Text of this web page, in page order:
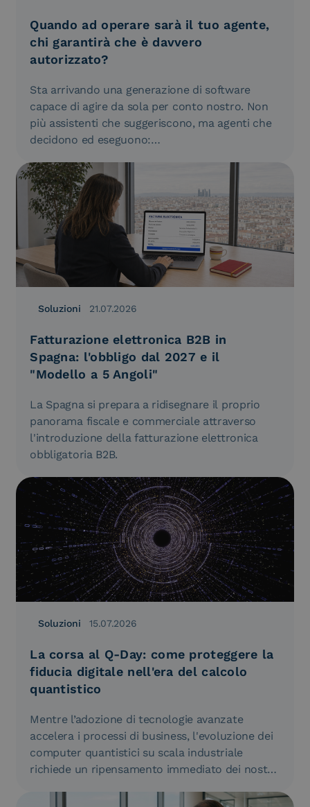
Quando ad operare sarà il tuo agente,
chi garantirà che è davvero
autorizzato?
Sta arrivando una generazione di software
capace di agire da sola per conto nostro. Non
più assistenti che suggeriscono, ma agenti che
decidono ed eseguono:…
Soluzioni 21.07.2026
Fatturazione elettronica B2B in
Spagna: l'obbligo dal 2027 e il
"Modello a 5 Angoli"
La Spagna si prepara a ridisegnare il proprio
panorama fiscale e commerciale attraverso
l'introduzione della fatturazione elettronica
obbligatoria B2B.
Soluzioni 15.07.2026
La corsa al Q-Day: come proteggere la
fiducia digitale nell'era del calcolo
quantistico
Mentre l’adozione di tecnologie avanzate
accelera i processi di business, l'evoluzione dei
computer quantistici su scala industriale
richiede un ripensamento immediato dei nostri